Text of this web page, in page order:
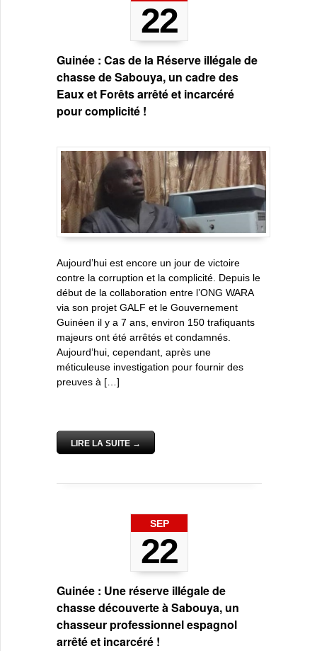
22
Guinée : Cas de la Réserve illégale de
chasse de Sabouya, un cadre des
Eaux et Forêts arrêté et incarcéré
pour complicité !
Aujourd’hui est encore un jour de victoire
contre la corruption et la complicité. Depuis le
début de la collaboration entre l’ONG WARA
via son projet GALF et le Gouvernement
Guinéen il y a 7 ans, environ 150 trafiquants
majeurs ont été arrêtés et condamnés.
Aujourd’hui, cependant, après une
méticuleuse investigation pour fournir des
preuves à […]
LIRE LA SUITE →
SEP
22
Guinée : Une réserve illégale de
chasse découverte à Sabouya, un
chasseur professionnel espagnol
arrêté et incarcéré !